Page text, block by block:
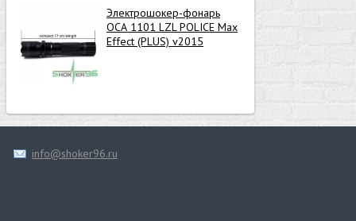
Электрошокер-фонарь
ОСА 1101 LZL POLICE Max
Effect (PLUS) v2015
info@shoker96.ru